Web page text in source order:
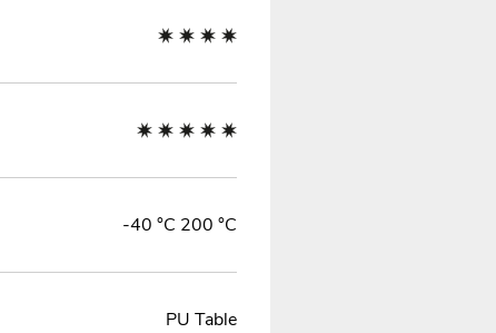
-40 °C 200 °C
PU Table